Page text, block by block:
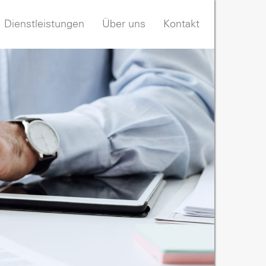
Dienstleistungen Über uns Kontakt